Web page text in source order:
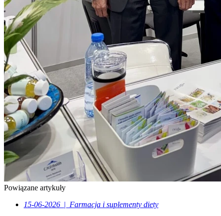
Powiązane artykuły
15-06-2026 | Farmacja i suplementy diety